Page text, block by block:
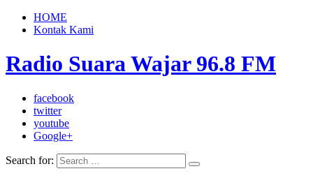
HOME
Kontak Kami
Radio Suara Wajar 96.8 FM
facebook
twitter
youtube
Google+
Search for: